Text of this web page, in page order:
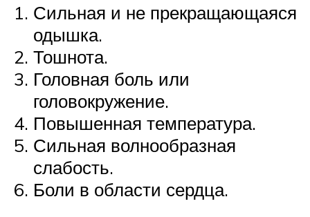
Сильная и не прекращающаяся
одышка.
Тошнота.
Головная боль или
головокружение.
Повышенная температура.
Сильная волнообразная
слабость.
Боли в области сердца.